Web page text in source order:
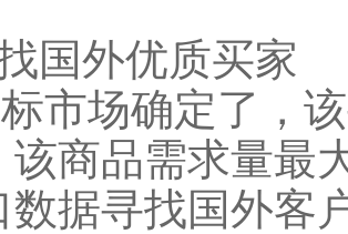
国外优质买家
场确定了，该
该商品需求量最
数据寻找国外客